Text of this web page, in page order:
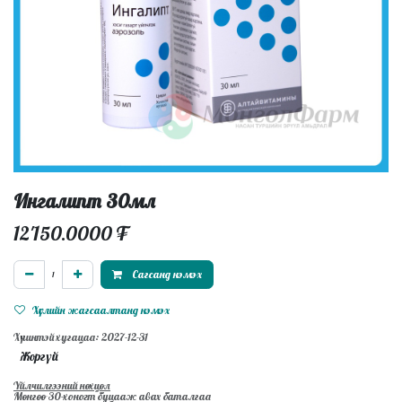
Ингалипт 30мл
12'150.0000₮
Сагсанд нэмэх
Хүслийн жагсаалтанд нэмэх
Хүчинтэй хугацаа: 2027-12-31
Жоргүй
Үйлчилгээний нөхцөл
Мөнгөө 30-хоногт буцааж авах баталгаа